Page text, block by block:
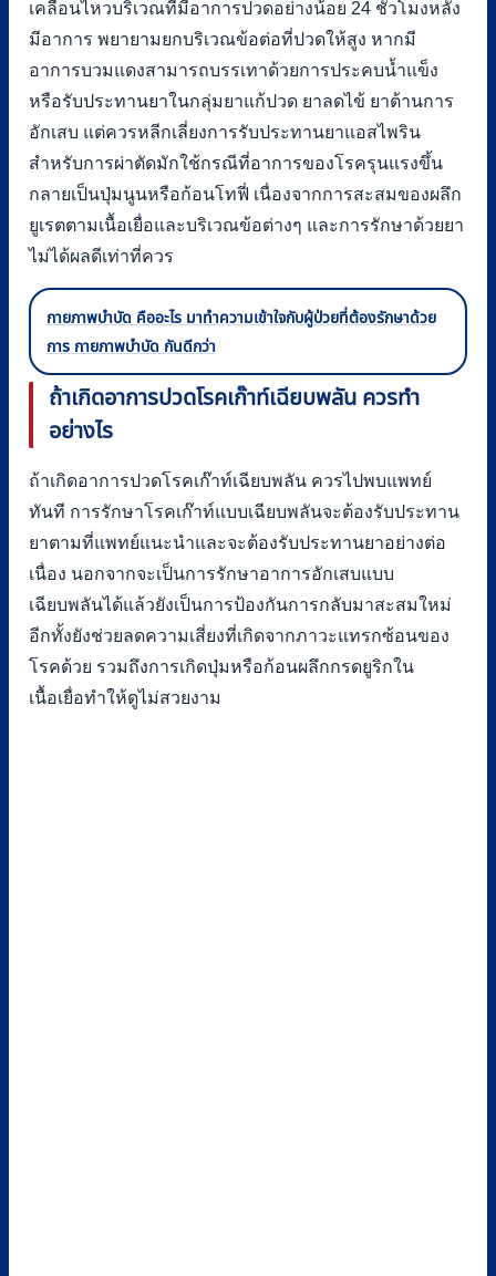
เคลื่อนไหวบริเวณที่มีอาการปวดอย่างน้อย 24 ชั่วโมงหลัง
มีอาการ พยายามยกบริเวณข้อต่อที่ปวดให้สูง หากมี
อาการบวมแดงสามารถบรรเทาด้วยการประคบน้ำแข็ง
หรือรับประทานยาในกลุ่มยาแก้ปวด ยาลดไข้ ยาต้านการ
อักเสบ แต่ควรหลีกเลี่ยงการรับประทานยาแอสไพริน
สำหรับการผ่าตัดมักใช้กรณีที่อาการของโรครุนแรงขึ้น
กลายเป็นปุ่มนูนหรือก้อนโทฟี่ เนื่องจากการสะสมของผลึก
ยูเรตตามเนื้อเยื่อและบริเวณข้อต่างๆ และการรักษาด้วยยา
ไม่ได้ผลดีเท่าที่ควร
กายภาพบำบัด คืออะไร มาทำความเข้าใจกับผู้ป่วยที่ต้องรักษาด้วย
การ กายภาพบำบัด กันดีกว่า
ถ้าเกิดอาการปวดโรคเก๊าท์เฉียบพลัน ควรทำ
อย่างไร
ถ้าเกิดอาการปวดโรคเก๊าท์เฉียบพลัน ควรไปพบแพทย์
ทันที การรักษาโรคเก๊าท์แบบเฉียบพลันจะต้องรับประทาน
ยาตามที่แพทย์แนะนำและจะต้องรับประทานยาอย่างต่อ
เนื่อง นอกจากจะเป็นการรักษาอาการอักเสบแบบ
เฉียบพลันได้แล้วยังเป็นการป้องกันการกลับมาสะสมใหม่
อีกทั้งยังช่วยลดความเสี่ยงที่เกิดจากภาวะแทรกซ้อนของ
โรคด้วย รวมถึงการเกิดปุ่มหรือก้อนผลึกกรดยูริกใน
เนื้อเยื่อทำให้ดูไม่สวยงาม